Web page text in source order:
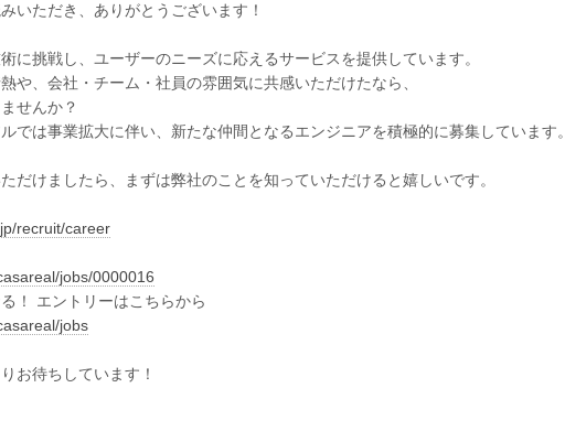
いただき、ありがとうございます！
に挑戦し、ユーザーのニーズに応えるサービスを提供しています。
や、会社・チーム・社員の雰囲気に共感いただけたなら、
せんか？
では事業拡大に伴い、新たな仲間となるエンジニアを積極的に募集しています。
だけましたら、まずは弊社のことを知っていただけると嬉しいです。
recruit/career
jobs/0000016
！ エントリーはこちらから
jobs
お待ちしています！